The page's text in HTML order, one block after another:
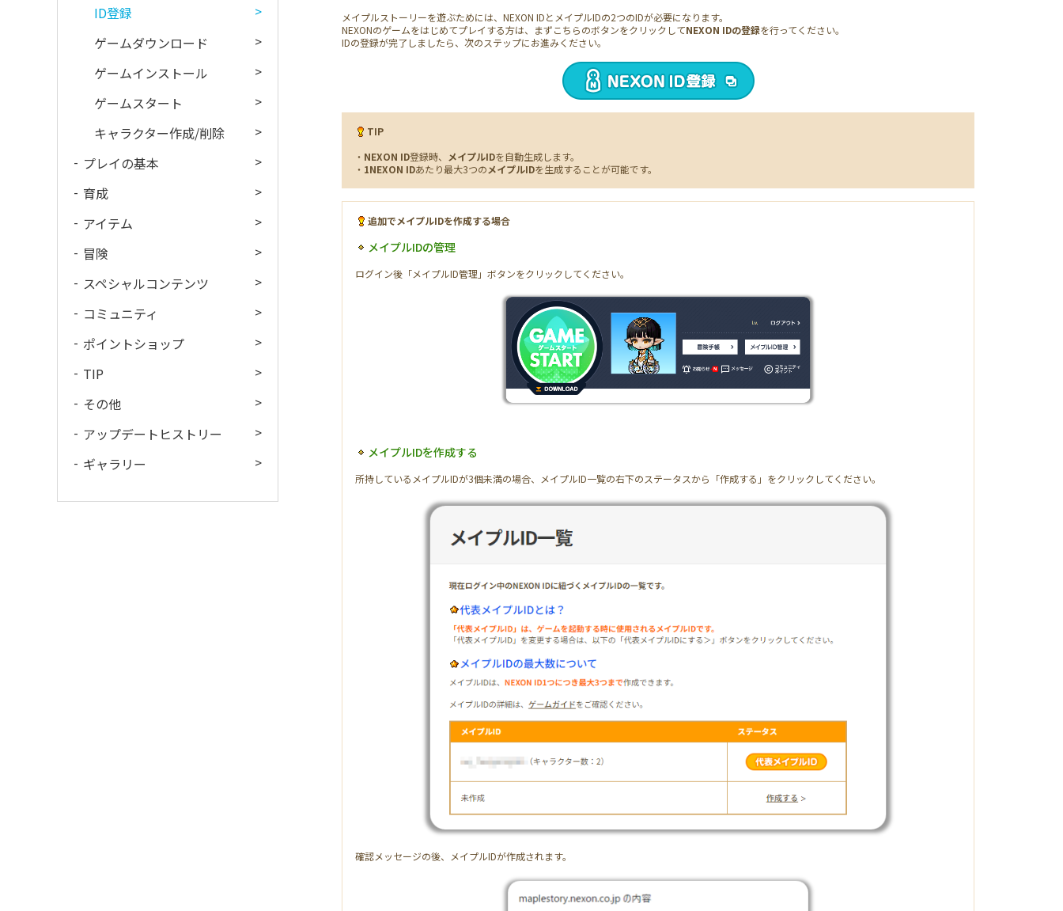
メイプルストーリーを遊ぶためには、NEXON IDとメイプルIDの2つのIDが必要になります。
NEXONのゲームをはじめてプレイする方は、まずこちらのボタンをクリックしてNEXON IDの登録を行ってください。
IDの登録が完了しましたら、次のステップにお進みください。
TIP
・ NEXON ID登録時、 メイプルIDを自動生成します。
・ 1NEXON IDあたり最大3つのメイプルIDを生成することが可能です。
追加でメイプルIDを作成する場合
メイプルIDの管理
ログイン後「メイプルID管理」ボタンをクリックしてください。
メイプルIDを作成する
所持しているメイプルIDが3個未満の場合、メイプルID一覧の右下のステータスから「作成する」をクリックしてください。
確認メッセージの後、メイプルIDが作成されます。
ID登録
ゲームダウンロード
ゲームインストール
ゲームスタート
キャラクター作成/削除
プレイの基本
育成
アイテム
冒険
スペシャルコンテンツ
コミュニティ
ポイントショップ
TIP
その他
アップデートヒストリー
ギャラリー